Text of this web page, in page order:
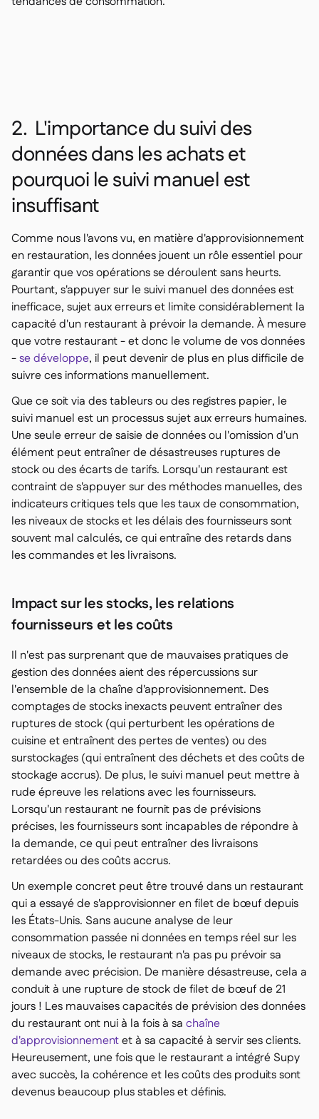
2. L'importance du suivi des
données dans les achats et
pourquoi le suivi manuel est
insuffisant
Comme nous l'avons vu, en matière d'approvisionnement
en restauration, les données jouent un rôle essentiel pour
garantir que vos opérations se déroulent sans heurts.
Pourtant, s'appuyer sur le suivi manuel des données est
inefficace, sujet aux erreurs et limite considérablement la
capacité d'un restaurant à prévoir la demande. À mesure
que votre restaurant - et donc le volume de vos données
-se développe, il peut devenir de plus en plus difficile de
suivre ces informations manuellement.
Que ce soit via des tableurs ou des registres papier, le
suivi manuel est un processus sujet aux erreurs humaines.
Une seule erreur de saisie de données ou l'omission d'un
élément peut entraîner de désastreuses ruptures de
stock ou des écarts de tarifs. Lorsqu'un restaurant est
contraint de s'appuyer sur des méthodes manuelles, des
indicateurs critiques tels que les taux de consommation,
les niveaux de stocks et les délais des fournisseurs sont
souvent mal calculés, ce qui entraîne des retards dans
les commandes et les livraisons.
Impact sur les stocks, les relations
fournisseurs et les coûts
Il n'est pas surprenant que de mauvaises pratiques de
gestion des données aient des répercussions sur
l'ensemble de la chaîne d'approvisionnement. Des
comptages de stocks inexacts peuvent entraîner des
ruptures de stock (qui perturbent les opérations de
cuisine et entraînent des pertes de ventes) ou des
surstockages (qui entraînent des déchets et des coûts de
stockage accrus). De plus, le suivi manuel peut mettre à
rude épreuve les relations avec les fournisseurs.
Lorsqu'un restaurant ne fournit pas de prévisions
précises, les fournisseurs sont incapables de répondre à
la demande, ce qui peut entraîner des livraisons
retardées ou des coûts accrus.
Un exemple concret peut être trouvé dans un restaurant
qui a essayé de s'approvisionner en filet de bœuf depuis
les États-Unis. Sans aucune analyse de leur
consommation passée ni données en temps réel sur les
niveaux de stocks, le restaurant n'a pas pu prévoir sa
demande avec précision. De manière désastreuse, cela a
conduit à une rupture de stock de filet de bœuf de 21
jours ! Les mauvaises capacités de prévision des données
du restaurant ont nui à la fois à sa chaîne
d'approvisionnementet à sa capacité à servir ses clients.
Heureusement, une fois que le restaurant a intégré Supy
avec succès, la cohérence et les coûts des produits sont
devenus beaucoup plus stables et définis.